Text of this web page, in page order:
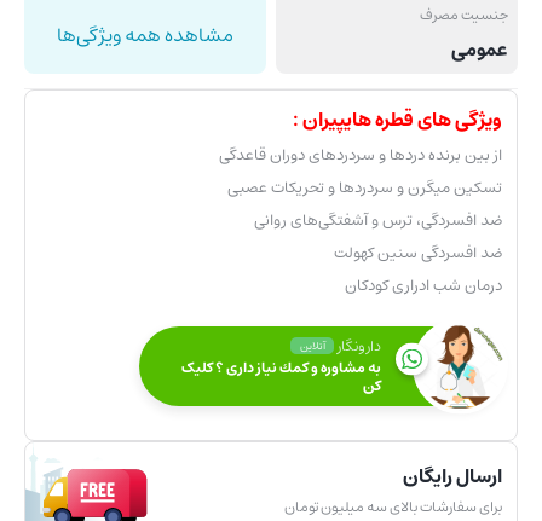
جنسیت مصرف
عمومی مشاهده همه ویژگی‌ها
ویژگی های قطره هایپیران :
از بین برنده دردها و سردردهای دوران قاعدگی
تسکین میگرن و سردردها و تحریکات عصبی
ضد افسردگی، ترس و آشفتگی‌های روانی
ضد افسردگی سنین کهولت
درمان شب ادراری کودکان
دارونگار آنلاین
به مشاوره و كمك نياز داری ؟ کلیک
کن
ارسال رایگان
برای سفارشات بالای سه میلیون تومان